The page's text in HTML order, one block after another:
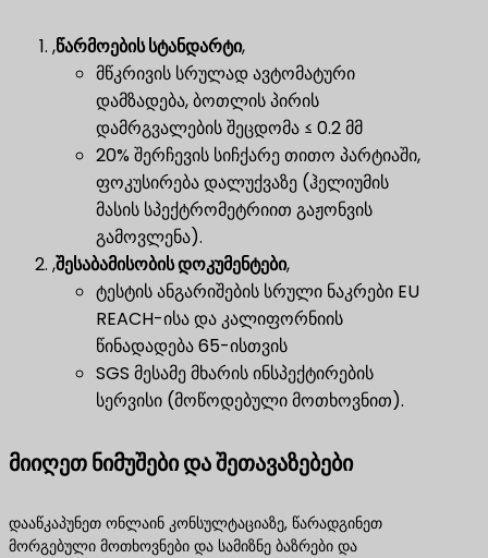
,წარმოების სტანდარტი,
მწკრივის სრულად ავტომატური
დამზადება, ბოთლის პირის
დამრგვალების შეცდომა ≤ 0.2 მმ
20% შერჩევის სიჩქარე თითო პარტიაში,
ფოკუსირება დალუქვაზე (ჰელიუმის
მასის სპექტრომეტრიით გაჟონვის
გამოვლენა).
,შესაბამისობის დოკუმენტები,
ტესტის ანგარიშების სრული ნაკრები EU
REACH-ისა და კალიფორნიის
წინადადება 65-ისთვის
SGS მესამე მხარის ინსპექტირების
სერვისი (მოწოდებული მოთხოვნით).
მიიღეთ ნიმუშები და შეთავაზებები
დააწკაპუნეთ ონლაინ კონსულტაციაზე, წარადგინეთ
მორგებული მოთხოვნები და სამიზნე ბაზრები და